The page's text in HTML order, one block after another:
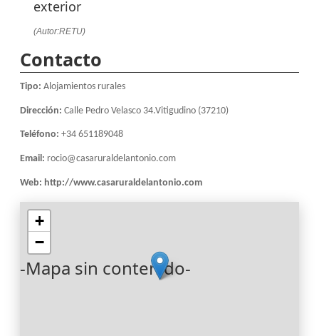
exterior
(Autor:RETU)
Contacto
Tipo:Alojamientos rurales
Dirección:Calle Pedro Velasco 34.Vitigudino (37210)
Teléfono:+34 651189048
Email: rocio@casaruraldelantonio.com
Web: http://www.casaruraldelantonio.com
-Mapa sin contenido-
+
−